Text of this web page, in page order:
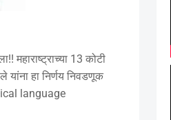
महाराष्ट्राच्या 13 कोटी
यांना हा निर्णय निवडणूक
language